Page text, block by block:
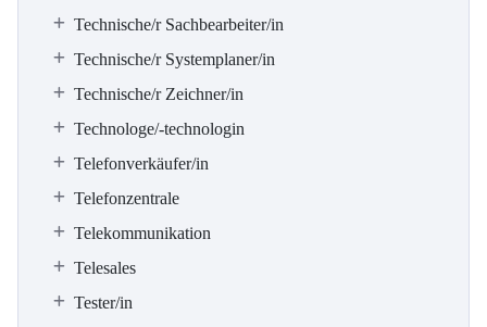
Technische/r Sachbearbeiter/in
Technische/r Systemplaner/in
Technische/r Zeichner/in
Technologe/-technologin
Telefonverkäufer/in
Telefonzentrale
Telekommunikation
Telesales
Tester/in